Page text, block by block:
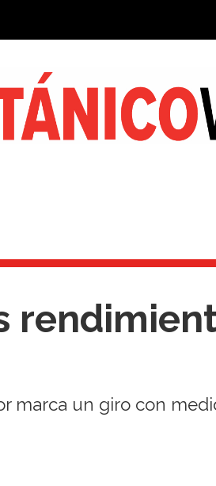
marca un giro con